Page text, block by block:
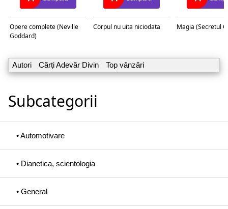
Opere complete (Neville
Goddard)
Corpul nu uita niciodata Magia (Secretul
Autori Cărți Adevăr Divin Top vânzări
Subcategorii
• Automotivare
• Dianetica, scientologia
• General